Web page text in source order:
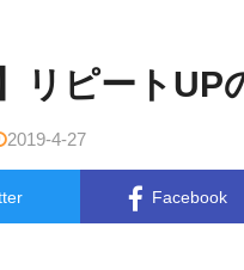
リピート
2019-4-27
Facebook